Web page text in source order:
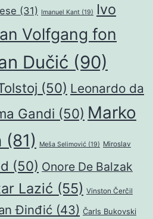
(31) Imanuel Kant (19)
Ivo
Volfgang fon
Dučić (90)
(50) Leonardo da
Gandi (50) Marko
(81) Meša Selimović (19) Miroslav
(50) Onore De Balzak
Lazić (55) Vinston Čerčil
Đinđić (43) Čarls Bukovski